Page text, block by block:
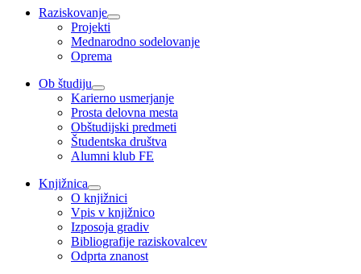
Raziskovanje
Projekti
Mednarodno sodelovanje
Oprema
Ob študiju
Karierno usmerjanje
Prosta delovna mesta
Obštudijski predmeti
Študentska društva
Alumni klub FE
Knjižnica
O knjižnici
Vpis v knjižnico
Izposoja gradiv
Bibliografije raziskovalcev
Odprta znanost